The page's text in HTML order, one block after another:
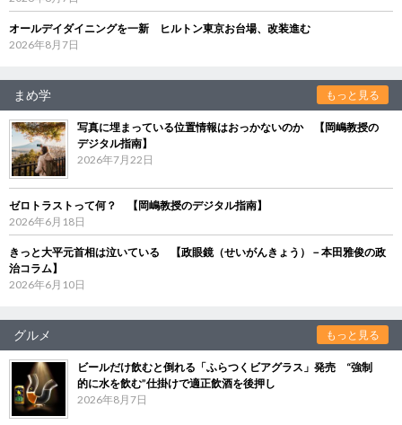
オールデイダイニングを一新 ヒルトン東京お台場、改装進む
2026年8月7日
まめ学 もっと見る
写真に埋まっている位置情報はおっかないのか 【岡嶋教授の
デジタル指南】
2026年7月22日
ゼロトラストって何？ 【岡嶋教授のデジタル指南】
2026年6月18日
きっと大平元首相は泣いている 【政眼鏡（せいがんきょう）－本田雅俊の政
治コラム】
2026年6月10日
グルメ もっと見る
ビールだけ飲むと倒れる「ふらつくビアグラス」発売 “強制
的に水を飲む”仕掛けで適正飲酒を後押し
2026年8月7日